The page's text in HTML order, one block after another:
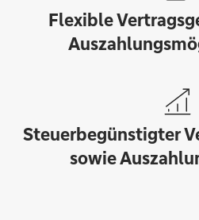
Flexible
Steuerbegünstigter
sowie